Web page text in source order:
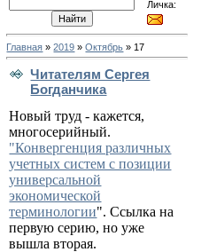
Личка:
Главная »2019 » Октябрь » 17
Читателям Сергея
Богданчика
Новый труд - кажется,
многосерийный.
"Конвергенция различных
учетных систем с позиции
универсальной
экономической
терминологии". Ссылка на
первую серию, но уже
вышла вторая.